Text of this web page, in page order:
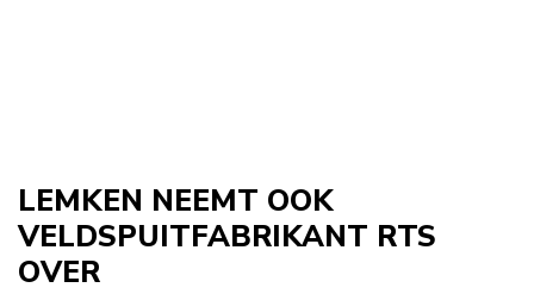
LEMKEN NEEMT OOK
VELDSPUITFABRIKANT RTS
OVER